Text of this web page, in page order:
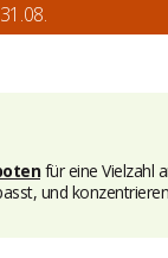
für eine Vielzahl
und